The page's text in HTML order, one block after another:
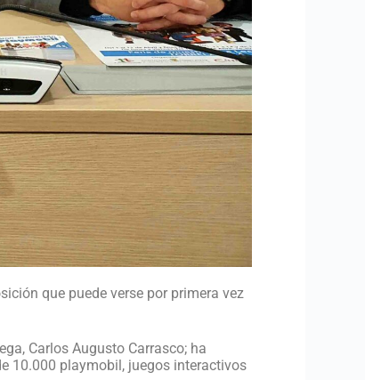
que puede verse por primera vez
Carlos Augusto Carrasco; ha
10.000 playmobil, juegos interactivos